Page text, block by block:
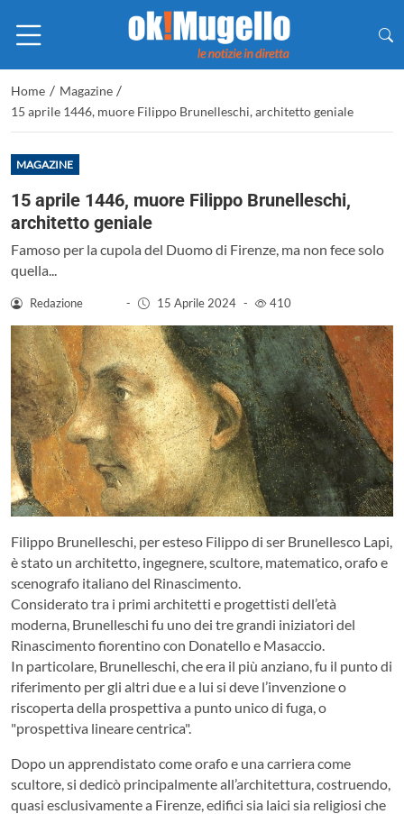
Home / Magazine /
15 aprile 1446, muore Filippo Brunelleschi, architetto geniale
MAGAZINE
15 aprile 1446, muore Filippo Brunelleschi,
architetto geniale
Famoso per la cupola del Duomo di Firenze, ma non fece solo
quella...
Redazione - 15 Aprile 2024 - 410
Filippo Brunelleschi, per esteso Filippo di ser Brunellesco Lapi,
è stato un architetto, ingegnere, scultore, matematico, orafo e
scenografo italiano del Rinascimento.
Considerato tra i primi architetti e progettisti dell’età
moderna, Brunelleschi fu uno dei tre grandi iniziatori del
Rinascimento fiorentino con Donatello e Masaccio.
In particolare, Brunelleschi, che era il più anziano, fu il punto di
riferimento per gli altri due e a lui si deve l’invenzione o
riscoperta della prospettiva a punto unico di fuga, o
"prospettiva lineare centrica".
Dopo un apprendistato come orafo e una carriera come
scultore, si dedicò principalmente all’architettura, costruendo,
quasi esclusivamente a Firenze, edifici sia laici sia religiosi che